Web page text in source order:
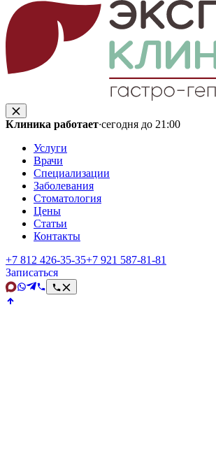
Клиника работает·сегодня до 21:00
Услуги
Врачи
Специализации
Заболевания
Стоматология
Цены
Статьи
Контакты
+7 812 426‑35‑35+7 921 587‑81‑81
Записаться